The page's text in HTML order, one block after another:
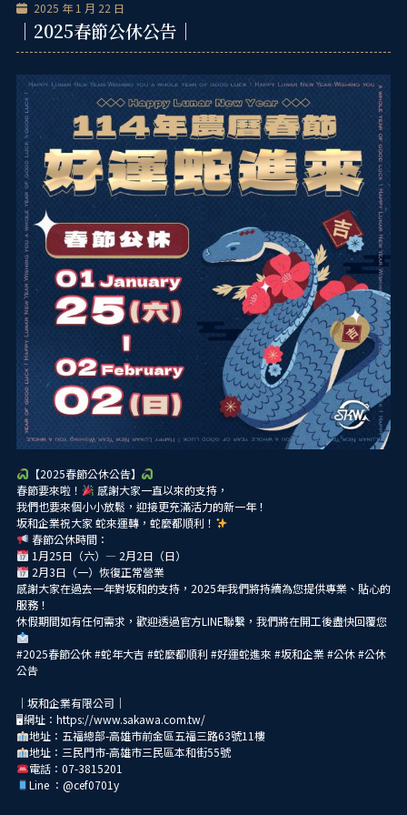
單
2025 年 1 月 22 日
｜2025春節公休公告｜
【2025春節公休公告】
春節要來啦！
感謝大家一直以來的支持，
我們也要來個小小放鬆，迎接更充滿活力的新一年！
坂和企業祝大家 蛇來運轉，蛇麼都順利！
春節公休時間：
1月25日（六）— 2月2日（日）
2月3日（一）恢復正常營業
感謝大家在過去一年對坂和的支持，2025年我們將持續為您提供專業、貼心的
服務！
休假期間如有任何需求，歡迎透過官方LINE聯繫，我們將在開工後盡快回覆您
#2025春節公休#蛇年大吉 #蛇麼都順利 #好運蛇進來 #坂和企業#公休#公休
公告
｜坂和企業有限公司｜
🖥網址：https://www.sakawa.com.tw/
地址：五福總部-高雄市前金區五福三路63號11樓
地址：三民門市-高雄市三民區本和街55號
電話：07-3815201
Line ： @cef0701y